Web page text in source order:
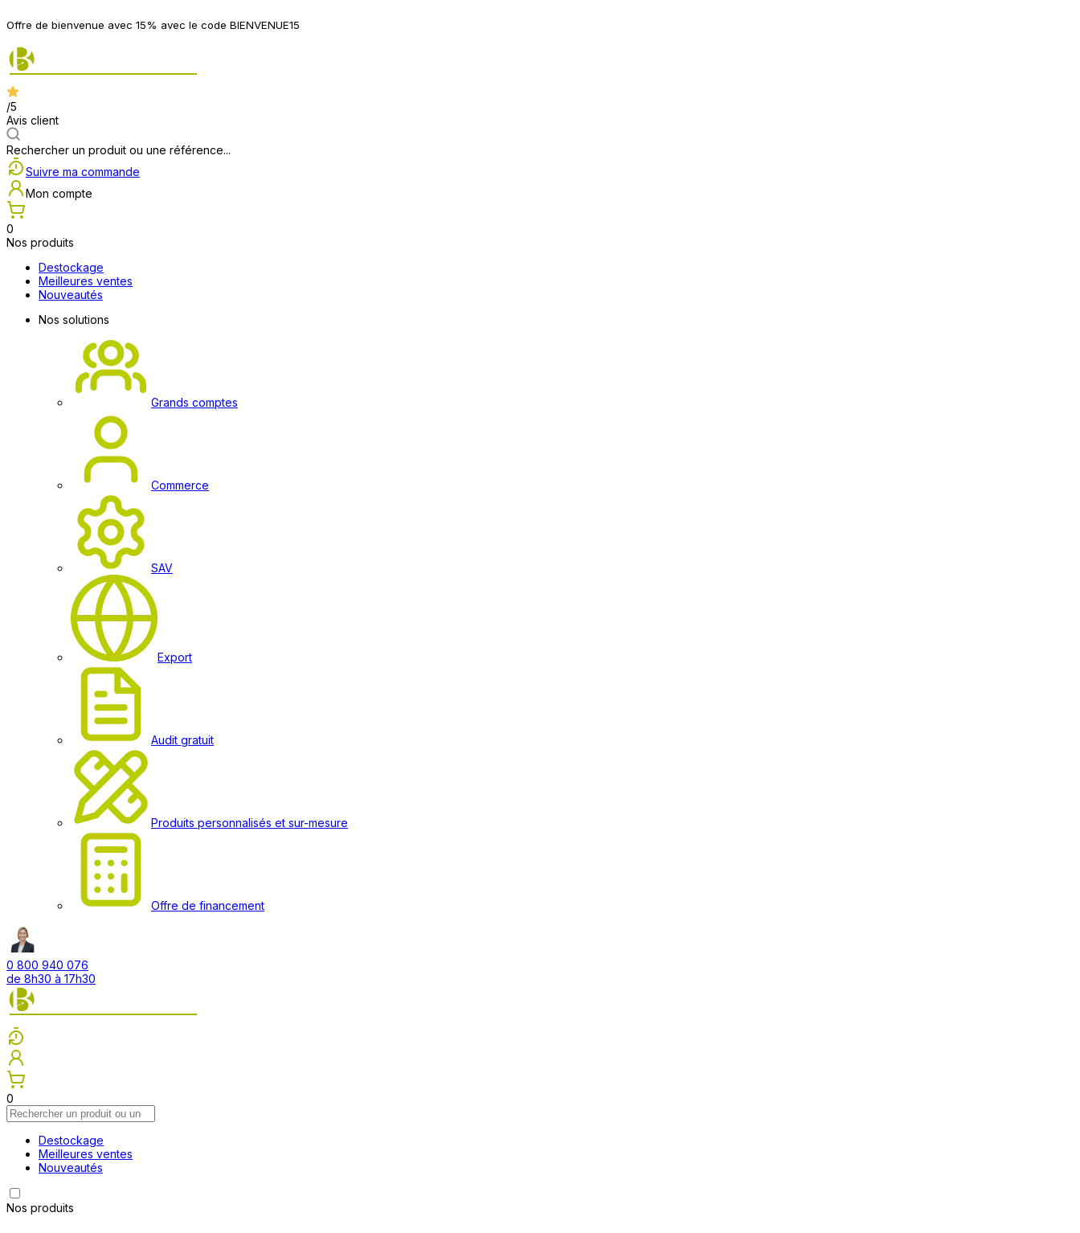
Offre de bienvenue avec 15% avec le code BIENVENUE15
/5
Avis client
Rechercher un produit ou une référence...
Suivre ma commande
Mon compte
0
Nos produits
Destockage
Meilleures ventes
Nouveautés
Nos solutions
Grands comptes
Commerce
SAV
Export
Audit gratuit
Produits personnalisés et sur-mesure
Offre de financement
0 800 940 076
de 8h30 à 17h30
0
Destockage
Meilleures ventes
Nouveautés
Nos produits